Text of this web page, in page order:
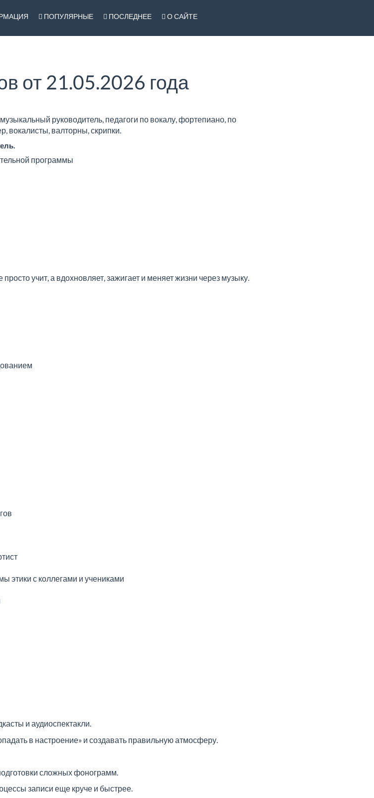
ПОПУЛЯРНЫЕ ПОСЛЕДНЕЕ О САЙТЕ
от 21.05.2026 года
руководитель, педагоги по вокалу, фортепиано, по
вокалисты, валторны, скрипки.
программы
учит, а вдохновляет, зажигает и меняет жизни через музыку.
этики с коллегами и учениками
и аудиоспектакли.
в настроение» и создавать правильную атмосферу.
сложных фонограмм.
записи еще круче и быстрее.